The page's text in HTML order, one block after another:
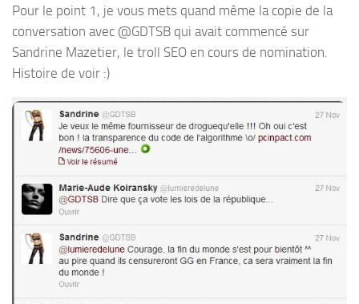
Pour le point 1, je vous mets quand même la copie de la
conversation avec @GDTSB qui avait commencé sur
Sandrine Mazetier, le troll SEO en cours de nomination.
Histoire de voir :)